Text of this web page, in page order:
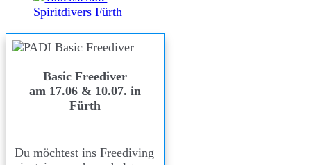
Basic Freediver
am 17.06 & 10.07. in
Fürth
Du möchtest ins Freediving